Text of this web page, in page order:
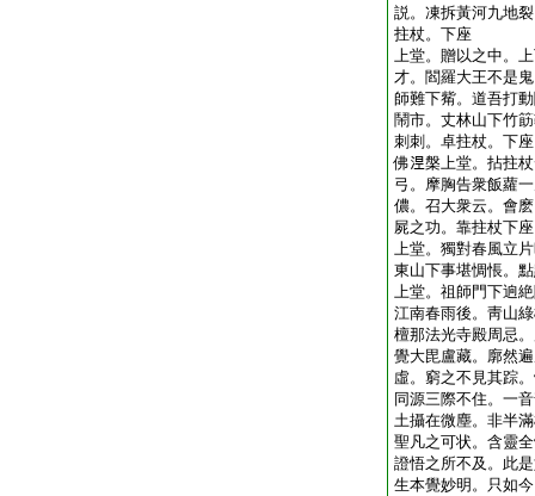
説。凍拆黃河九地
拄杖。下座
上堂。贈以之中。
才。閻羅大王不是
師難下觜。道吾打
鬧市。丈林山下竹
刺刺。卓拄杖。下座
佛𣵀槃上堂。拈拄
弓。摩胸告衆飯蘿
儂。召大衆云。會
屍之功。靠拄杖下座
上堂。獨對春風立
東山下事堪惆悵。
上堂。祖師門下逈
江南春雨後。靑山
檀那法光寺殿周忌
覺大毘盧藏。廓然
虛。窮之不見其踪
同源三際不住。一
土攝在微塵。非半
聖凡之可状。含靈
證悟之所不及。此
生本覺妙明。只如